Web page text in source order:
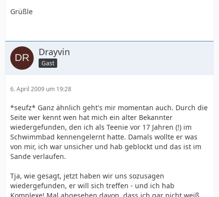
Grüßle
Drayvin
Gast
6. April 2009 um 19:28
*seufz* Ganz ähnlich geht's mir momentan auch. Durch die
Seite wer kennt wen hat mich ein alter Bekannter
wiedergefunden, den ich als Teenie vor 17 Jahren (!) im
Schwimmbad kennengelernt hatte. Damals wollte er was
von mir, ich war unsicher und hab geblockt und das ist im
Sande verlaufen.
Tja, wie gesagt, jetzt haben wir uns sozusagen
wiedergefunden, er will sich treffen - und ich hab